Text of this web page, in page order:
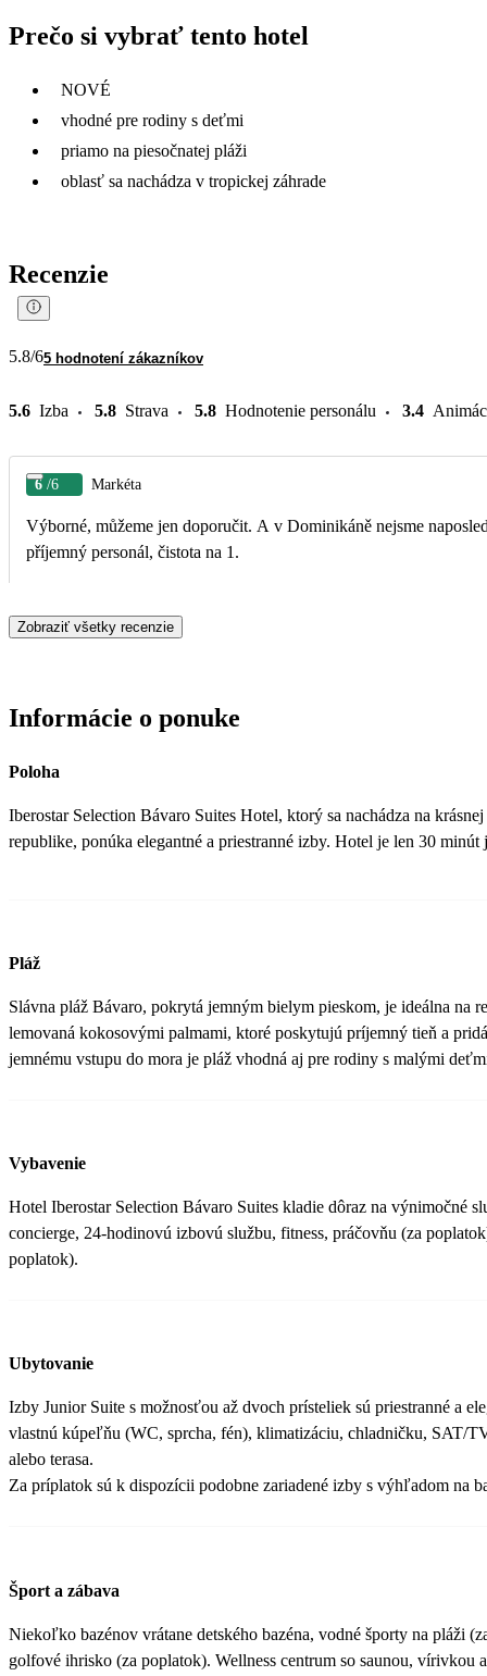
30
Prečo si vybrať tento hotel
NOVÉ
vhodné pre rodiny s deťmi
priamo na piesočnatej pláži
oblasť sa nachádza v tropickej záhrade
Recenzie
5.8/65 hodnotení zákazníkov
5.6 Izba 5.8 Strava 5.8 Hodnotenie personálu 3.4
6 /6 Markéta
Výborné, můžeme jen doporučit. A v Dominikáně nejsme
příjemný personál, čistota na 1.
Zobraziť všetky recenzie
Informácie o ponuke
Poloha
Iberostar Selection Bávaro Suites Hotel, ktorý sa nachádza na
republike, ponúka elegantné a priestranné izby. Hotel je len 30 minút
Pláž
Slávna pláž Bávaro, pokrytá jemným bielym pieskom, je ideálna na
lemovaná kokosovými palmami, ktoré poskytujú príjemný tieň a
jemnému vstupu do mora je pláž vhodná aj pre rodiny s malými
Vybavenie
Hotel Iberostar Selection Bávaro Suites kladie dôraz na výnimočné
concierge, 24-hodinovú izbovú službu, fitness, práčovňu (za
poplatok).
Ubytovanie
Izby Junior Suite s možnosťou až dvoch prísteliek sú priestranné a
vlastnú kúpeľňu (WC, sprcha, fén), klimatizáciu, chladničku, SAT/
alebo terasa.
Za príplatok sú k dispozícii podobne zariadené izby s výhľadom na
Šport a zábava
Niekoľko bazénov vrátane detského bazéna, vodné športy na pláži
golfové ihrisko (za poplatok). Wellness centrum so saunou, vírivkou